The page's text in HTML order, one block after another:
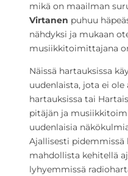
mikä on maailman
Virtanen puhuu
nähdyksi ja mukaan
musiikkitoimittajana
Näissä hartauksissa
uudenlaista, jota ei
hartauksissa tai
pitäjän ja
uudenlaisia
Ajallisesti pidemmissä
mahdollista kehitellä
lyhyemmissä